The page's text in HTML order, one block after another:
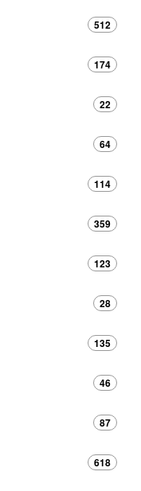
512
174
22
64
114
359
123
28
135
46
87
618